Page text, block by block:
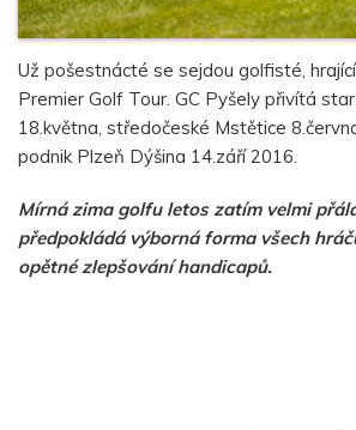
Už pošestnácté se sejdou golfisté,
Premier Golf Tour. GC Pyšely přivítá
18.května, středočeské Mstětice
podnik Plzeň Dýšina 14.září 2016.
Mírná zima golfu letos zatím velmi
předpokládá výborná forma všech
opětné zlepšování handicapů.